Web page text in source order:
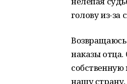
голову из-
наказы
нашу страну,